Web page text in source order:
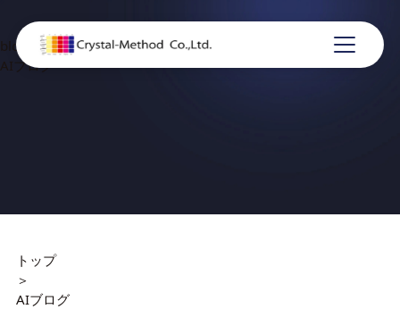
blog
AIブログ
トップ
＞
AIブログ